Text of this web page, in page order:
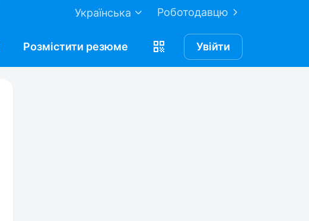
Роботодавцю
Українська
Розмістити резюме Увійти